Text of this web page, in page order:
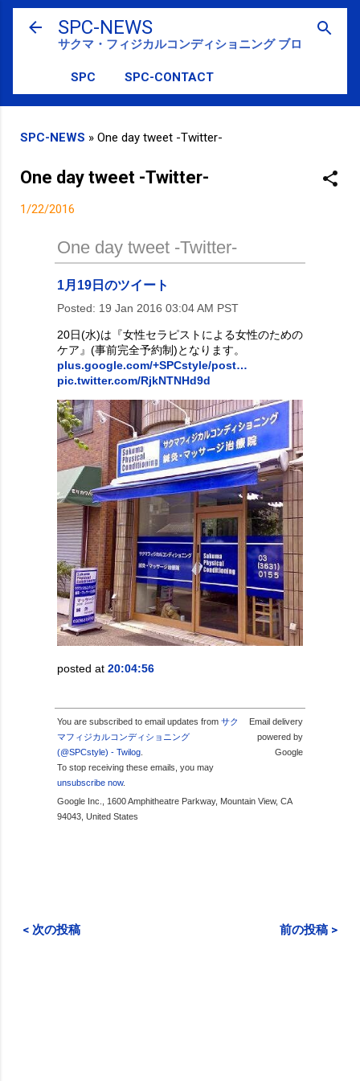
スキップしてメイン コンテンツに移動
SPC-NEWS
サクマ・フィジカルコンディショニング ブログ
SPC SPC-CONTACT
SPC-NEWS » One day tweet -Twitter-
One day tweet -Twitter-
1/22/2016
One day tweet -Twitter-
1月19日のツイート
Posted: 19 Jan 2016 03:04 AM PST
20日(水)は『女性セラピストによる女性のための
ケア』(事前完全予約制)となります。
plus.google.com/+SPCstyle/post…
pic.twitter.com/RjkNTNHd9d
posted at 20:04:56
You are subscribed to email updates from サク
マフィジカルコンディショニング
(@SPCstyle) - Twilog
To stop receiving these emails, you may
unsubscribe now.
Email delivery
powered by
Google
Google Inc., 1600 Amphitheatre Parkway, Mountain View, CA
94043, United States
< 次の投稿 前の投稿 >